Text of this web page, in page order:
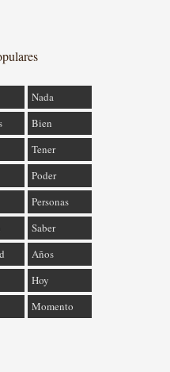
Nada
Bien
Tener
Poder
Personas
Saber
Años
Hoy
Momento